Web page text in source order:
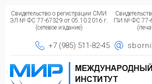
Свидетельство о регистрации СМИ
ЭЛ № ФС 77-67329 от 05.10.2016 г.
(сетевое издание)
ПИ № ФС 77-
+7 (985) 511-82-45